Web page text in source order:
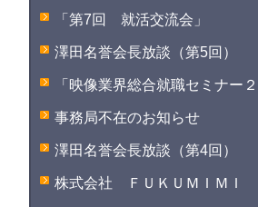
「第7回 就活交流会」
澤田名誉会長放談（第5回）
「映像業界総合就職セミナー２
事務局不在のお知らせ
澤田名誉会長放談（第4回）
株式会社 ＦＵＫＵＭＩＭＩ